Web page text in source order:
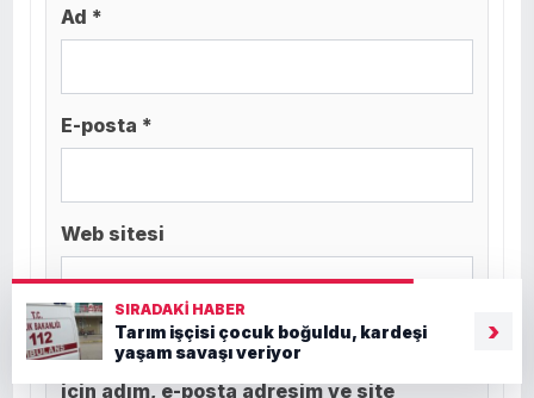
Ad *
E-posta *
Web sitesi
Daha sonraki yorumlarımda kullanılması
için adım, e-posta adresim ve site
SIRADAKI HABER
Tarım işçisi çocuk boğuldu, kardeşi
yaşam savaşı veriyor
›